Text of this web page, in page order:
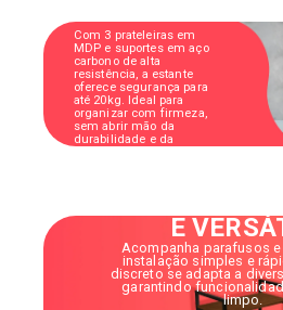
Com 3 prateleiras em
MDP e suportes em aço
carbono de alta
resistência, a estante
oferece segurança para
até 20kg. Ideal para
organizar com firmeza,
sem abrir mão da
durabilidade e da
E
Acompanha parafusos
instalação simples e
discreto se adapta a
garantindo
limpo.